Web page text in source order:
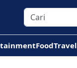
FoodTravel